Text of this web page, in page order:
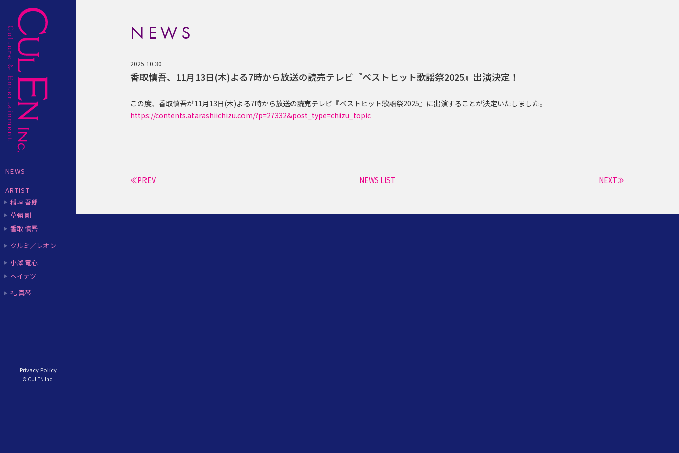
NEWS
ARTIST
稲垣 吾郎
草彅 剛
香取 慎吾
クルミ／レオン
小澤 竜心
ヘイテツ
礼 真琴
Privacy Policy
© CULEN Inc.
NEWS
2025.10.30
香取慎吾、11月13日(木)よる7時から放送の読売テレビ『ベストヒット歌謡祭2025』出演決定！
この度、香取慎吾が11月13日(木)よる7時から放送の読売テレビ『ベストヒット歌謡祭2025』に出演することが決定いたしました。
https://contents.atarashiichizu.com/?p=27332&post_type=chizu_topic
≪PREV NEWS LIST NEXT≫